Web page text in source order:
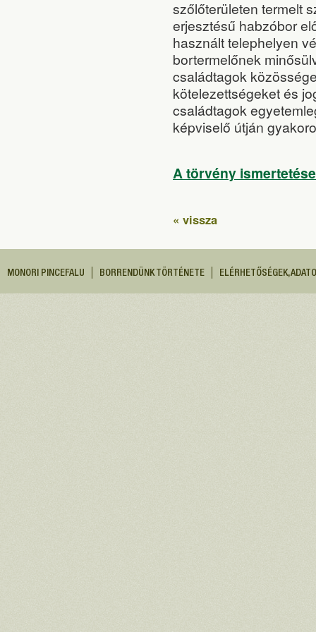
szőlőterületen termelt
erjesztésű habzóbor
használt telephelyen
bortermelőnek
családtagok
kötelezettségeket és
családtagok
képviselő útján
A törvény
« vissza
MONORI PINCEFALU BORRENDÜNK TÖRTÉNETE ELÉRHETŐSÉGEK,